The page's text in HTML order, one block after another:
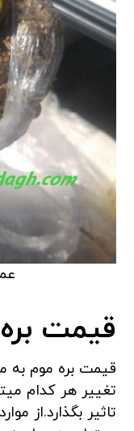
قیمت
قیمت بره موم به
تغییر هر کدام
تاثیر بگذارد.از